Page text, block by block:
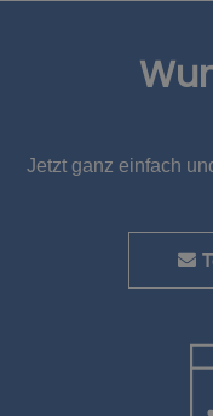
Jetzt ganz einfach